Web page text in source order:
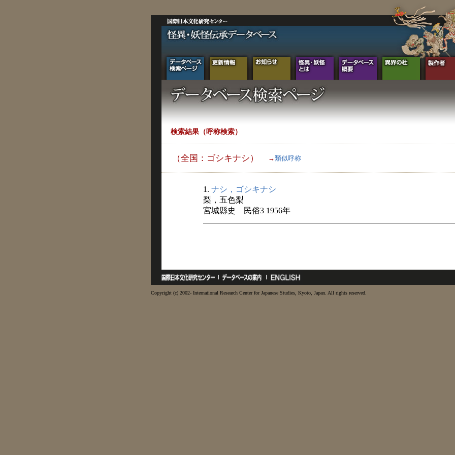
検索結果（呼称検索）
（全国：ゴシキナシ） →類似呼称
1. ナシ，ゴシキナシ
梨，五色梨
宮城縣史 民俗3 1956年
Copyright (c) 2002- International Research Center for Japanese Studies, Kyoto, Japan. All rights reserved.